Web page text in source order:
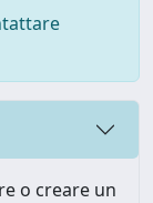
o creare un